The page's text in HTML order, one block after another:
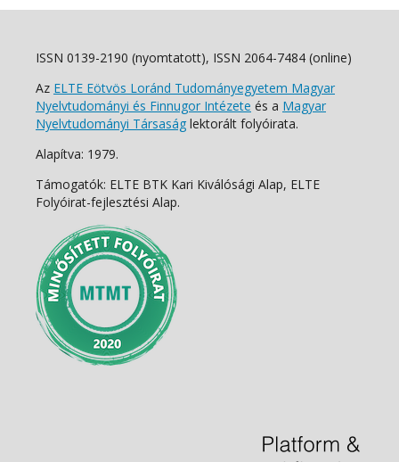
ISSN 0139-2190 (nyomtatott), ISSN 2064-7484 (online)
Az ELTE Eötvös Loránd Tudományegyetem Magyar
Nyelvtudományi és Finnugor Intézete és a Magyar
Nyelvtudományi Társaság lektorált folyóirata.
Alapítva: 1979.
Támogatók: ELTE BTK Kari Kiválósági Alap, ELTE
Folyóirat-fejlesztési Alap.